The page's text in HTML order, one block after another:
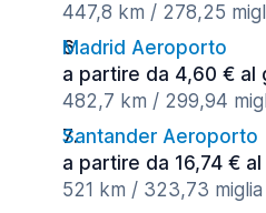
447,8 km / 278,25
Madrid Aeroporto
a partire da 4,60 € al
482,7 km / 299,94
Santander Aeroporto
a partire da 16,74 €
521 km / 323,73